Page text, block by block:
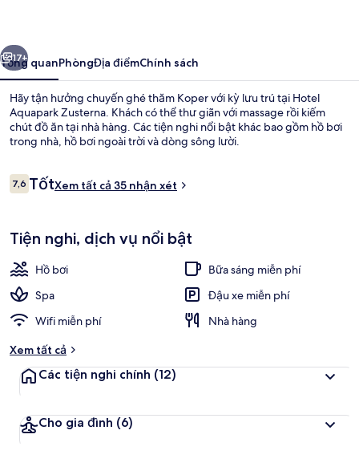
Phòng đôi Superior | Nôi/giường
17+
Tổng quanPhòngĐịa điểmChính sách
Hãy tận hưởng chuyến ghé thăm Koper với kỳ lưu trú tại Hotel
Aquapark Zusterna. Khách có thể thư giãn với massage rồi kiếm
chút đồ ăn tại nhà hàng. Các tiện nghi nổi bật khác bao gồm hồ bơi
trong nhà, hồ bơi ngoài trời và dòng sông lười.
Nhận
xét
7,67,6 trên 10,
TốtXem tất cả 35 nhận xét
Tiện nghi, dịch vụ nổi bật
Hồ bơi
Bữa sáng miễn phí
Spa
Đậu xe miễn phí
Wifi miễn phí
Nhà hàng
Xem tất cả
Các tiện nghi chính (12)
Cho gia đình (6)